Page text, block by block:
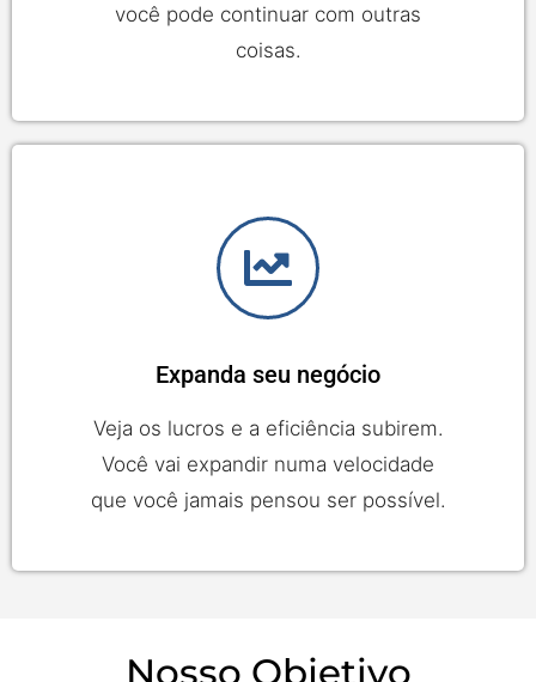
você pode continuar com outras
coisas.
Expanda seu negócio
Veja os lucros e a eficiência subirem.
Você vai expandir numa velocidade
que você jamais pensou ser possível.